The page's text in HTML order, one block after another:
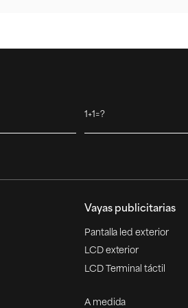
1+1=?
Vayas publicitarias
Pantalla led exterior
LCD exterior
LCD Terminal táctil
A medida